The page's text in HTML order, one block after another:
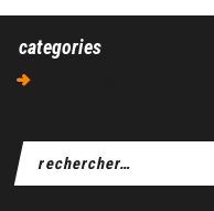
categories